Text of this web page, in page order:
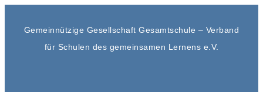
Gemeinnützige Gesellschaft Gesamtschule – Verband
für Schulen des gemeinsamen Lernens e.V.